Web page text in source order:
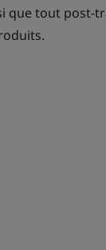
que tout post-